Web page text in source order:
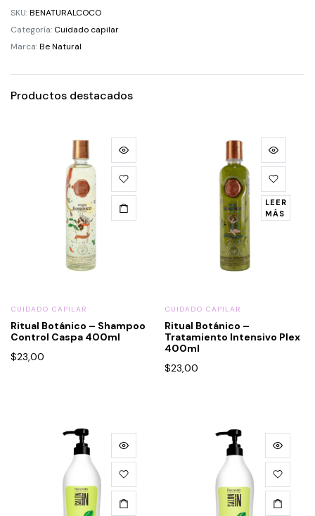
SKU:BENATURALCOCO
Categoría: Cuidado capilar
Marca:Be Natural
Productos destacados
CUIDADO CAPILAR
Ritual Botánico – Shampoo
Control Caspa 400ml
$23,00
LEER
MÁS
CUIDADO CAPILAR
Ritual Botánico –
Tratamiento Intensivo Plex
400ml
$23,00